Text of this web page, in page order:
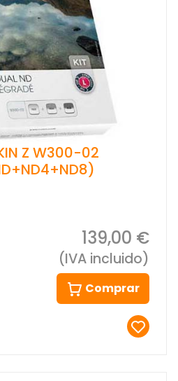
Z W300-02
139,00 €
(IVA incluido)
Comprar